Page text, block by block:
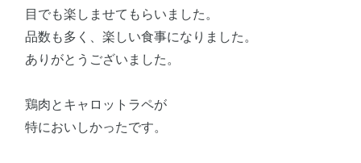
目でも楽しませてもらいました。
品数も多く、楽しい食事になりました。
ありがとうございました。
鶏肉とキャロットラペが
特においしかったです。